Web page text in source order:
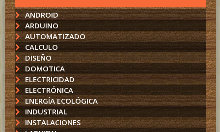
ANDROID
ARDUINO
AUTOMATIZADO
CALCULO
DISEÑO
DOMOTICA
ELECTRICIDAD
ELECTRÓNICA
ENERGÍA ECOLÓGICA
INDUSTRIAL
INSTALACIONES